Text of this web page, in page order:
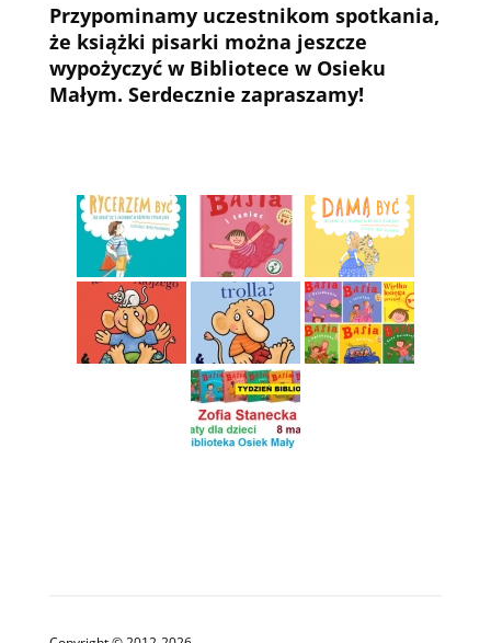
Przypominamy uczestnikom spotkania,
że książki pisarki można jeszcze
wypożyczyć w Bibliotece w Osieku
Małym. Serdecznie zapraszamy!